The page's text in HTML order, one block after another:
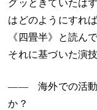
グッときていたは
はどのようにすれ
《四畳半》と読ん
それに基づいた演
―― 海外での活動
か？